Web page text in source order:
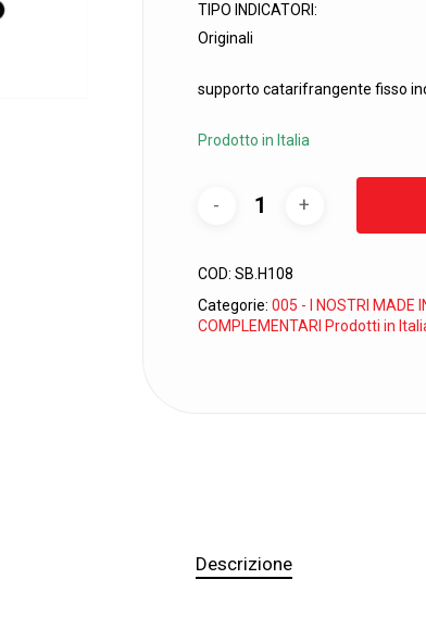
TIPO INDICATORI:
Originali
supporto catarifrangente fisso
Prodotto in Italia
COD: SB.H108
Categorie: 005 - I NOSTRI MADE
COMPLEMENTARI Prodotti in
Descrizione